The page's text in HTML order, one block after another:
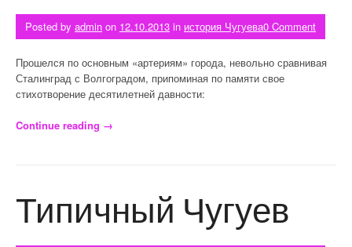
Posted by admin on 12.10.2013 in история Чугуева0 Comment
Прошелся по основным «артериям» города, невольно сравнивая
Сталинград с Волгоградом, припоминая по памяти свое
стихотворение десятилетней давности:
Continue reading «Сайт Чугуева»
→
Типичный Чугуев